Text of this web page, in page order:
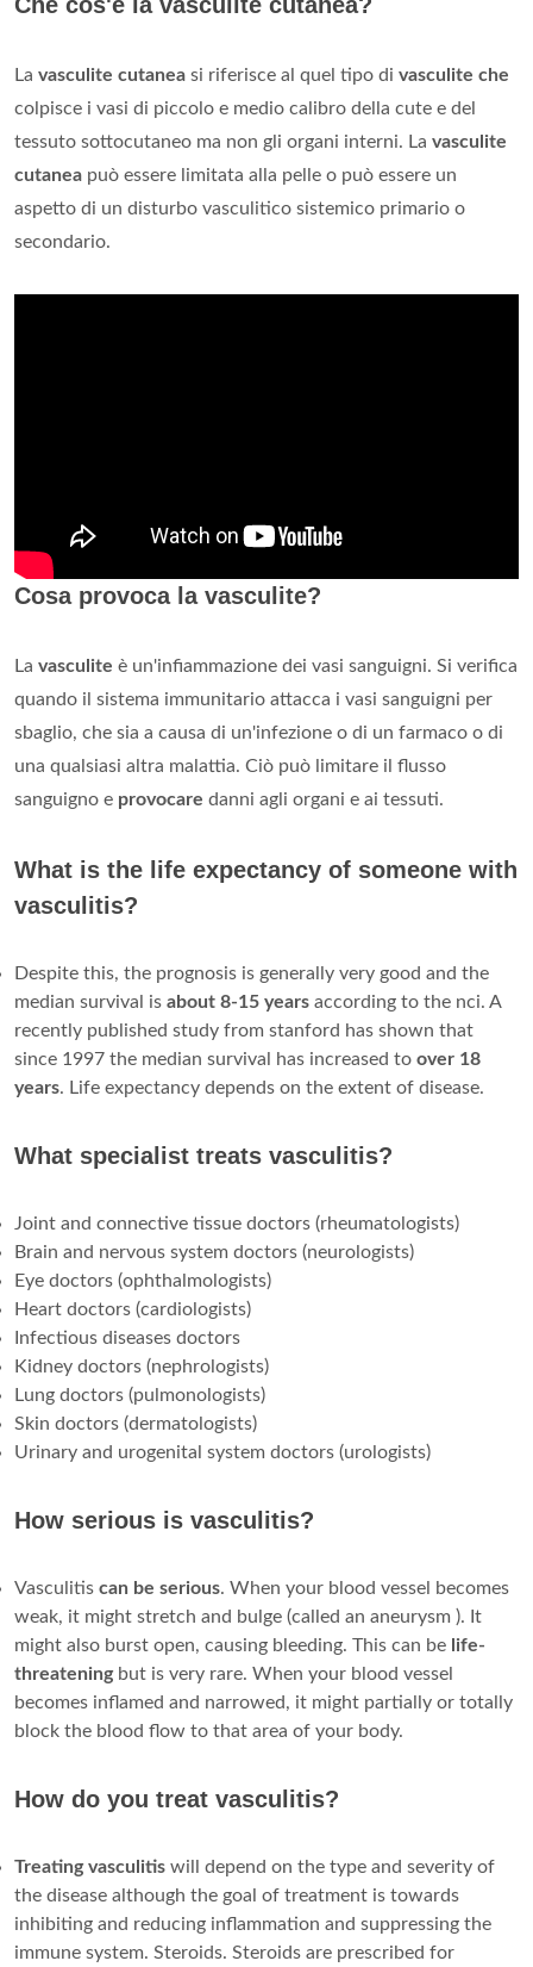
La vasculite cutanea si riferisce al quel tipo di vasculite che
colpisce i vasi di piccolo e medio calibro della cute e del
tessuto sottocutaneo ma non gli organi interni. La vasculite
cutanea può essere limitata alla pelle o può essere un
aspetto di un disturbo vasculitico sistemico primario o
secondario.
Cosa provoca la vasculite?
La vasculite è un'infiammazione dei vasi sanguigni. Si verifica
quando il sistema immunitario attacca i vasi sanguigni per
sbaglio, che sia a causa di un'infezione o di un farmaco o di
una qualsiasi altra malattia. Ciò può limitare il flusso
sanguigno e provocare danni agli organi e ai tessuti.
What is the life expectancy of someone with
vasculitis?
Despite this, the prognosis is generally very good and the
median survival is about 8-15 years according to the nci. A
recently published study from stanford has shown that
since 1997 the median survival has increased to over 18
years. Life expectancy depends on the extent of disease.
What specialist treats vasculitis?
Joint and connective tissue doctors (rheumatologists)
Brain and nervous system doctors (neurologists)
Eye doctors (ophthalmologists)
Heart doctors (cardiologists)
Infectious diseases doctors
Kidney doctors (nephrologists)
Lung doctors (pulmonologists)
Skin doctors (dermatologists)
Urinary and urogenital system doctors (urologists)
How serious is vasculitis?
Vasculitis can be serious. When your blood vessel becomes
weak, it might stretch and bulge (called an aneurysm ). It
might also burst open, causing bleeding. This can be life-
threateningbut is very rare. When your blood vessel
becomes inflamed and narrowed, it might partially or totally
block the blood flow to that area of your body.
How do you treat vasculitis?
Treating vasculitis will depend on the type and severity of
the disease although the goal of treatment is towards
inhibiting and reducing inflammation and suppressing the
immune system. Steroids. Steroids are prescribed for